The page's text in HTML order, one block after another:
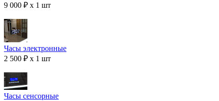
9 000 ₽ x 1 шт
Часы электронные
2 500 ₽ x 1 шт
Часы сенсорные